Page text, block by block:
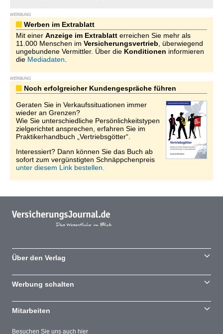
WERBUNG
Werben im Extrablatt
Mit einer Anzeige im Extrablatt erreichen Sie mehr als
11.000 Menschen im Versicherungsvertrieb , überwiegend
ungebundene Vermittler. Über die Konditionen informieren
die Mediadaten
WERBUNG
Noch erfolgreicher Kundengespräche führen
Geraten Sie in Verkaufssituationen immer
wieder an Grenzen?
Wie Sie unterschiedliche Persönlichkeitstypen
zielgerichtet ansprechen, erfahren Sie im
Praktikerhandbuch „Vertriebsgötter“.
Interessiert? Dann können Sie das Buch ab
sofort zum vergünstigten Schnäppchenpreis
unter diesem Link bestellen.
Besuchen Sie uns auch hier
Über den Verlag
Werbung schalten
Mitarbeiten